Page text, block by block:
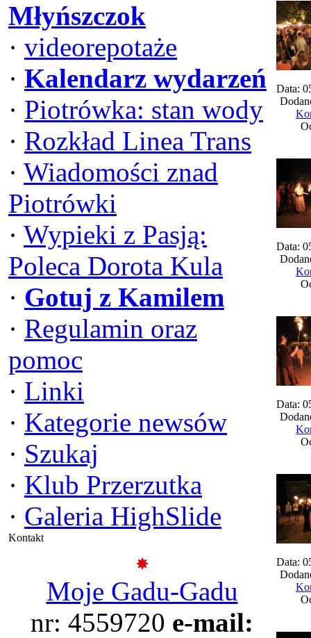
Młyńszczok
· videorepotaże
· Kalendarz wydarzeń
· Piotrówka: stan wody
· Rozkład Linea Trans
· Wiadomości znad
Piotrówki
· Wypieki z Pasją:
Poleca Dorota Kula
· Gotuj z Kamilem
· Regulamin oraz
pomoc
· Linki
· Kategorie newsów
· Szukaj
· Klub Przerzutka
· Galeria HighSlide
Kontakt
Moje Gadu-Gadu
nr: 4559720 e-mail:
Data:
Data:
Data:
Data: